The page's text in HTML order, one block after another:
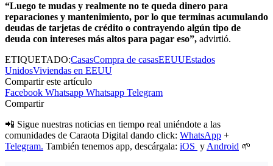
“Luego te mudas y realmente no te queda dinero para
reparaciones y mantenimiento, por lo que terminas acumulando
deudas de tarjetas de crédito o contrayendo algún tipo de
deuda con intereses más altos para pagar eso”, advirtió.
ETIQUETADO:CasasCompra de casasEEUUEstados
UnidosViviendas en EEUU
Compartir este artículo
Facebook Whatsapp Whatsapp Telegram
Compartir
📲 Sigue nuestras noticias en tiempo real uniéndote a las
comunidades de Caraota Digital dando click: WhatsApp +
Telegram. También tenemos app, descárgala: iOS y Android 🌱